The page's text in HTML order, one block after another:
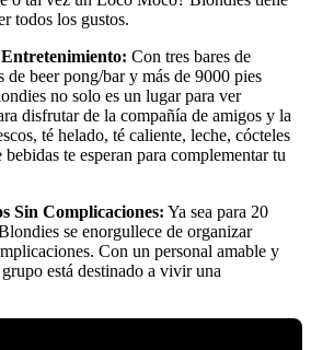
todos los gustos.
Con tres bares de
beer pong/bar y más de 9000 pies
no solo es un lugar para ver
disfrutar de la compañía de amigos y la
té helado, té caliente, leche, cócteles
te esperan para complementar tu
Sin Complicaciones: Ya sea para 20
se enorgullece de organizar
Con un personal amable y
está destinado a vivir una